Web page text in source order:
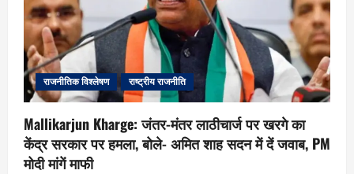
राजनीतिक विश्लेषण राष्ट्रीय राजनीति
Mallikarjun Kharge: जंतर-मंतर लाठीचार्ज पर खरगे का
केंद्र सरकार पर हमला, बोले- अमित शाह सदन में दें जवाब, PM
मोदी मांगें माफी